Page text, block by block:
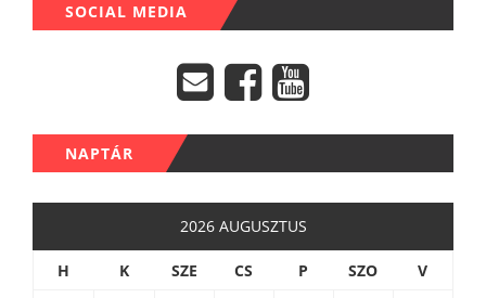
SOCIAL MEDIA
NAPTÁR
2026 AUGUSZTUS
H K SZE CS P SZO
V